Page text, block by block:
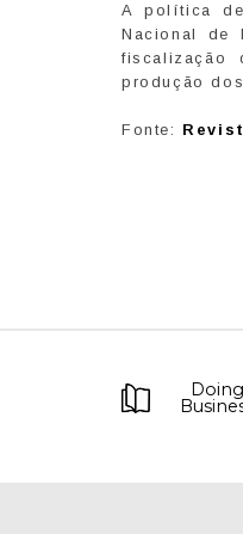
A política
Nacional de
fiscalização
produção
Fonte:
Doing